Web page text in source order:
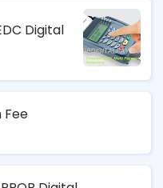
Digital
Fee